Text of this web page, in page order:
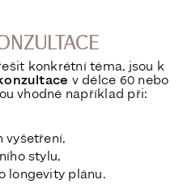
konkrétní téma, jsou k
v délce 60 nebo
vhodné například při:
vyšetření,
stylu,
longevity plánu.